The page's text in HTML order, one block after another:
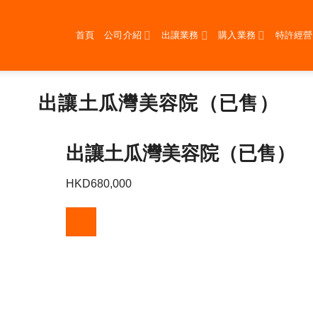
首頁 公司介紹 出讓業務 購入業務 特許經營
出讓土瓜灣美容院（已售）
出讓土瓜灣美容院（已售）
HKD680,000